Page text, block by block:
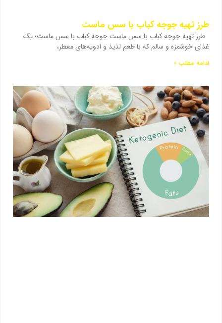
طرز تهیه جوجه کباب با سس ماست
طرز تهیه جوجه کباب با سس ماست جوجه کباب با سس ماست؛ یک
غذای خوشمزه و سالم که با طعم لذیذ و ادویه‌های معطر،
ادامه مطلب »